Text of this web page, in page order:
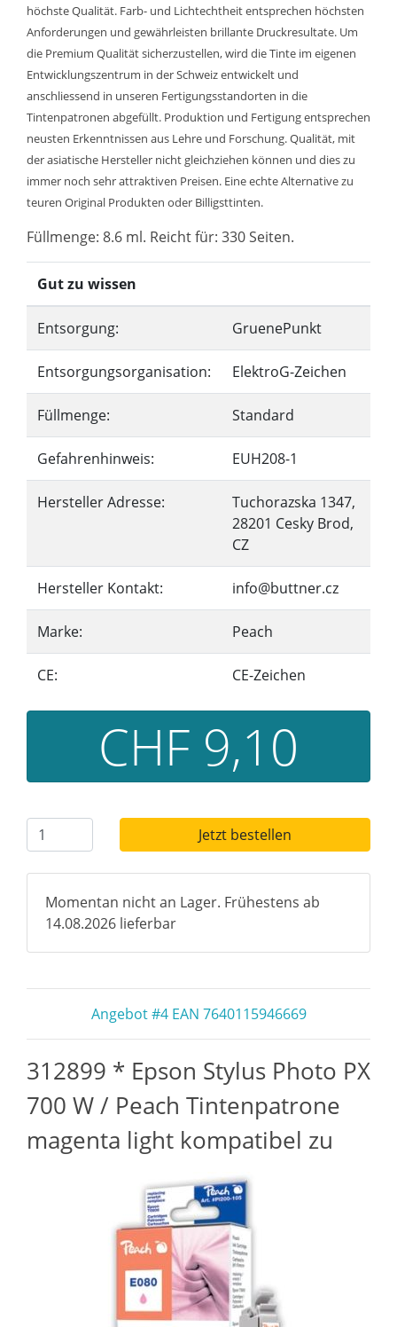
höchste Qualität. Farb- und Lichtechtheit entsprechen höchsten
Anforderungen und gewährleisten brillante Druckresultate. Um
die Premium Qualität sicherzustellen, wird die Tinte im eigenen
Entwicklungszentrum in der Schweiz entwickelt und
anschliessend in unseren Fertigungsstandorten in die
Tintenpatronen abgefüllt. Produktion und Fertigung entsprechen
neusten Erkenntnissen aus Lehre und Forschung. Qualität, mit
der asiatische Hersteller nicht gleichziehen können und dies zu
immer noch sehr attraktiven Preisen. Eine echte Alternative zu
teuren Original Produkten oder Billigsttinten.
Füllmenge: 8.6 ml. Reicht für: 330 Seiten.
Gut zu wissen
Entsorgung: GruenePunkt
Entsorgungsorganisation: ElektroG-Zeichen
Füllmenge: Standard
Gefahrenhinweis: EUH208-1
Hersteller Adresse:
Tuchorazska 1347,
28201 Cesky Brod,
CZ
Hersteller Kontakt: info@buttner.cz
Marke: Peach
CE: CE-Zeichen
CHF 9,10
Jetzt bestellen
Momentan nicht an Lager. Frühestens ab
14.08.2026 lieferbar
Angebot #4 EAN 7640115946669
312899 * Epson Stylus Photo PX
700 W / Peach Tintenpatrone
magenta light kompatibel zu